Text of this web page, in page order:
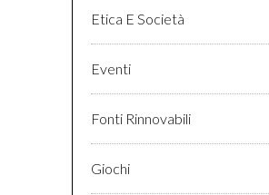
Etica E Società
Eventi
Fonti Rinnovabili
Giochi